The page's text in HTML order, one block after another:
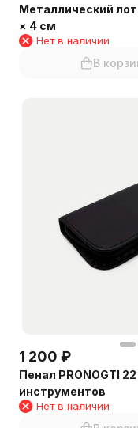
Металлический
× 4 см
Нет в наличии
В
1 200 ₽
Пенал PRONOGTI
инструментов
Нет в наличии